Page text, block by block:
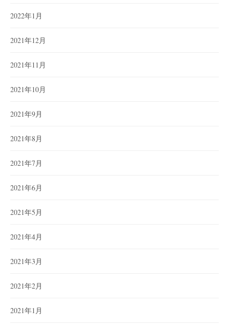
2022年1月
2021年12月
2021年11月
2021年10月
2021年9月
2021年8月
2021年7月
2021年6月
2021年5月
2021年4月
2021年3月
2021年2月
2021年1月